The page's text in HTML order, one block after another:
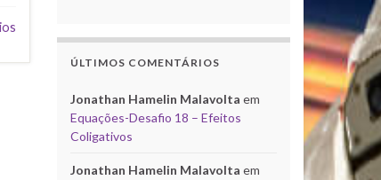
ÚLTIMOS COMENTÁRIOS
Jonathan Hamelin Malavolta em
Equações-Desafio 18 – Efeitos
Coligativos
Jonathan Hamelin Malavolta em